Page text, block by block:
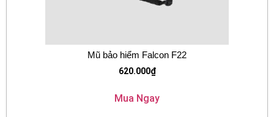
Mũ bảo hiểm Falcon F22
620.000₫
Mua Ngay